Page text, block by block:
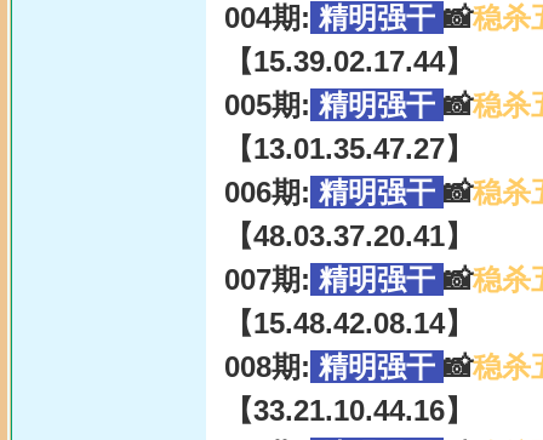
004期: 精明强干 📸稳杀
【15.39.02.17.44】
005期: 精明强干 📸稳杀
【13.01.35.47.27】
006期: 精明强干 📸稳杀
【48.03.37.20.41】
007期: 精明强干 📸稳杀
【15.48.42.08.14】
008期: 精明强干 📸稳杀
【33.21.10.44.16】